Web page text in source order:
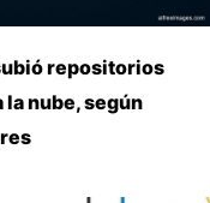
repositorios
nube, según